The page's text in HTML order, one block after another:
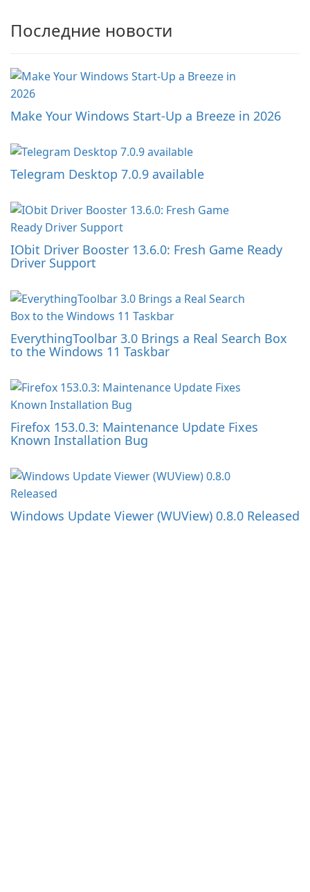
Последние новости
Make Your Windows Start-Up a Breeze in 2026
Telegram Desktop 7.0.9 available
IObit Driver Booster 13.6.0: Fresh Game Ready
Driver Support
EverythingToolbar 3.0 Brings a Real Search Box
to the Windows 11 Taskbar
Firefox 153.0.3: Maintenance Update Fixes
Known Installation Bug
Windows Update Viewer (WUView) 0.8.0 Released